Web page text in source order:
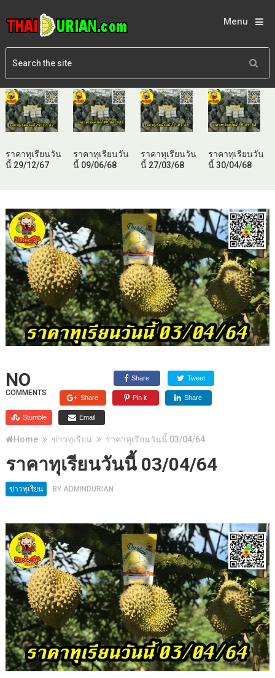
Menu
ราคาทุเรียนวัน
นี้ 29/12/67
ราคาทุเรียนวัน
นี้ 09/06/68
ราคาทุเรียนวัน
นี้ 27/03/68
ราคาทุเรียนวัน
นี้ 30/04/68
NO
COMMENTS
Share Tweet
Share Pin it Share
Stumble Email
Home ข่าวทุเรียน ราคาทุเรียนวันนี้ 03/04/64
ราคาทุเรียนวันนี้ 03/04/64
ข่าวทุเรียน BY ADMINDURIAN